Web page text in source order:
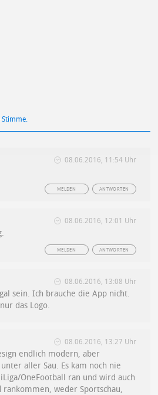
Stimme.
08.06.2016, 11:54 Uhr
ANTWORTEN
MELDEN
08.06.2016, 12:01 Uhr
ANTWORTEN
MELDEN
08.06.2016, 13:08 Uhr
sein. Ich brauche die App nicht.
das Logo.
08.06.2016, 13:27 Uhr
endlich modern, aber
aller Sau. Es kam noch nie
OneFootball ran und wird auch
rankommen, weder Sportschau,